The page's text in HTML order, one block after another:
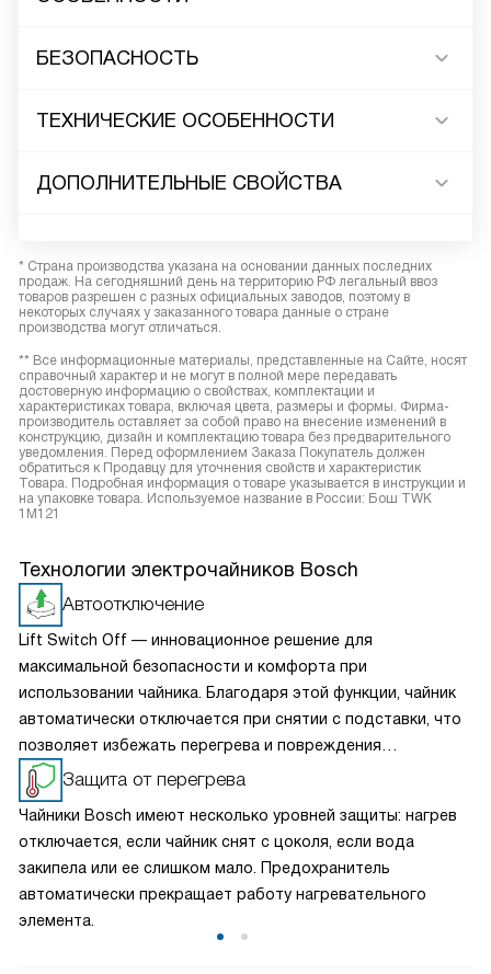
БЕЗОПАСНОСТЬ
ТЕХНИЧЕСКИЕ ОСОБЕННОСТИ
ДОПОЛНИТЕЛЬНЫЕ СВОЙСТВА
* Страна производства указана на основании данных последних
продаж. На сегодняшний день на территорию РФ легальный ввоз
товаров разрешен с разных официальных заводов, поэтому в
некоторых случаях у заказанного товара данные о стране
производства могут отличаться.
** Все информационные материалы, представленные на Сайте, носят
справочный характер и не могут в полной мере передавать
достоверную информацию о свойствах, комплектации и
характеристиках товара, включая цвета, размеры и формы. Фирма-
производитель оставляет за собой право на внесение изменений в
конструкцию, дизайн и комплектацию товара без предварительного
уведомления. Перед оформлением Заказа Покупатель должен
обратиться к Продавцу для уточнения свойств и характеристик
Товара. Подробная информация о товаре указывается в инструкции и
на упаковке товара. Используемое название в России: Бош TWK
1M121
Технологии электрочайников Bosch
Автоотключение
Lift Switch Off — инновационное решение для
максимальной безопасности и комфорта при
использовании чайника. Благодаря этой функции, чайник
автоматически отключается при снятии с подставки, что
позволяет избежать перегрева и повреждения
устройства, а также снижает энергопотребление и
минимизирует вероятность поражения электрическим
током. С этой опцией вы всегда можете быть уверены в
безопасности.
Защита от перегрева
Чайники Bosch имеют несколько уровней защиты: нагрев
отключается, если чайник снят с цоколя, если вода
закипела или ее слишком мало. Предохранитель
автоматически прекращает работу нагревательного
элемента.